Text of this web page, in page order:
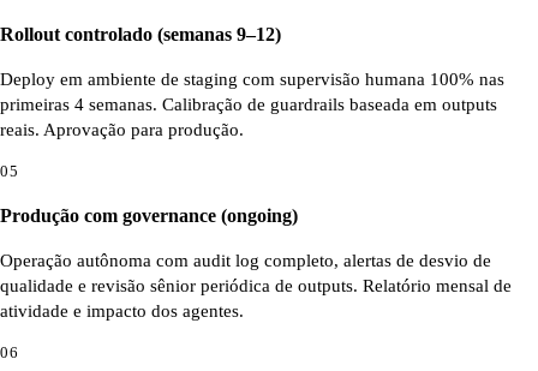
Rollout controlado (semanas 9–12)
Deploy em ambiente de staging com supervisão humana 100% nas
primeiras 4 semanas. Calibração de guardrails baseada em outputs
reais. Aprovação para produção.
05
Produção com governance (ongoing)
Operação autônoma com audit log completo, alertas de desvio de
qualidade e revisão sênior periódica de outputs. Relatório mensal de
atividade e impacto dos agentes.
06